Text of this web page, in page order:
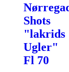
Shots
"lakrids
Ugler"
Fl 70